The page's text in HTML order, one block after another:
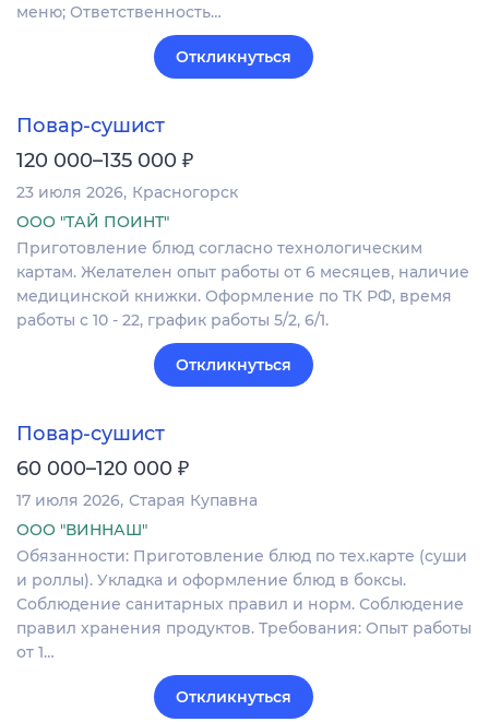
меню; Ответственность…
Откликнуться
Повар-сушист
120 000–135 000 ₽
23 июля 2026 Красногорск
ООО "ТАЙ ПОИНТ"
Приготовление блюд согласно технологическим
картам. Желателен опыт работы от 6 месяцев, наличие
медицинской книжки. Оформление по ТК РФ, время
работы с 10 - 22, график работы 5/2, 6/1.
Откликнуться
Повар-сушист
60 000–120 000 ₽
17 июля 2026 Старая Купавна
ООО "ВИННАШ"
Обязанности: Приготовление блюд по тех.карте (суши
и роллы). Укладка и оформление блюд в боксы.
Соблюдение санитарных правил и норм. Соблюдение
правил хранения продуктов. Требования: Опыт работы
от 1…
Откликнуться